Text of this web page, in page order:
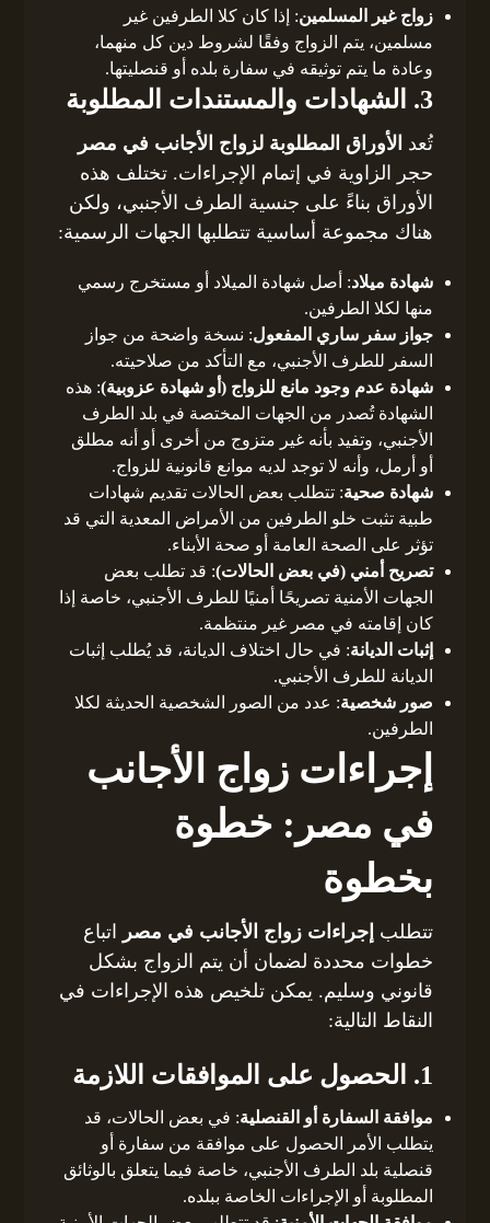
زواج غير المسلمين: إذا كان كلا الطرفين غير
مسلمين، يتم الزواج وفقًا لشروط دين كل منهما،
وعادة ما يتم توثيقه في سفارة بلده أو قنصليتها.
3. الشهادات والمستندات المطلوبة
تُعد الأوراق المطلوبة لزواج الأجانب في مصر
حجر الزاوية في إتمام الإجراءات. تختلف هذه
الأوراق بناءً على جنسية الطرف الأجنبي، ولكن
هناك مجموعة أساسية تتطلبها الجهات الرسمية:
شهادة ميلاد: أصل شهادة الميلاد أو مستخرج رسمي
منها لكلا الطرفين.
جواز سفر ساري المفعول: نسخة واضحة من جواز
السفر للطرف الأجنبي، مع التأكد من صلاحيته.
شهادة عدم وجود مانع للزواج (أو شهادة عزوبية): هذه
الشهادة تُصدر من الجهات المختصة في بلد الطرف
الأجنبي، وتفيد بأنه غير متزوج من أخرى أو أنه مطلق
أو أرمل، وأنه لا توجد لديه موانع قانونية للزواج.
شهادة صحية: تتطلب بعض الحالات تقديم شهادات
طبية تثبت خلو الطرفين من الأمراض المعدية التي قد
تؤثر على الصحة العامة أو صحة الأبناء.
تصريح أمني (في بعض الحالات): قد تطلب بعض
الجهات الأمنية تصريحًا أمنيًا للطرف الأجنبي، خاصة إذا
كان إقامته في مصر غير منتظمة.
إثبات الديانة: في حال اختلاف الديانة، قد يُطلب إثبات
الديانة للطرف الأجنبي.
صور شخصية: عدد من الصور الشخصية الحديثة لكلا
الطرفين.
إجراءات زواج الأجانب
في مصر: خطوة
بخطوة
تتطلب إجراءات زواج الأجانب في مصر اتباع
خطوات محددة لضمان أن يتم الزواج بشكل
قانوني وسليم. يمكن تلخيص هذه الإجراءات في
النقاط التالية:
1. الحصول على الموافقات اللازمة
موافقة السفارة أو القنصلية: في بعض الحالات، قد
يتطلب الأمر الحصول على موافقة من سفارة أو
قنصلية بلد الطرف الأجنبي، خاصة فيما يتعلق بالوثائق
المطلوبة أو الإجراءات الخاصة ببلده.